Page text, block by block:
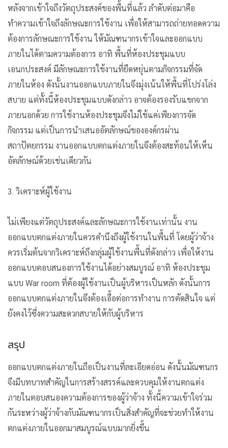
หลังจากเข้าใจถึงวัตถุประสงค์ของพื้นที่แล้ว ลำดับต่อมาคือ
ทำความเข้าใจถึงลักษณะการใช้งาน เพื่อให้สามารถถ่ายทอดความ
ต้องการลักษณะการใช้งาน ให้มัณฑนากรเข้าใจและออกแบบ
ภายในได้ตามความต้องการ อาทิ พื้นที่ห้องประชุมแบบ
เอนกประสงค์ มีลักษณะการใช้งานที่ยืดหยุ่นตามกิจกรรมที่จัด
ภายในห้อง ดังนั้นงานออกแบบภายในจึงมุ่งเน้นให้พื้นที่โปร่งโล่ง
สบาย แต่ทั้งนี้ห้องประชุมแบบดังกล่าว อาจต้องรองรับแขกจาก
ภายนอกด้วย การใช้งานห้องประชุมจึงไม่ใช้แค่เพียงการจัด
กิจกรรม แต่เป็นการนำเสนออัตลักษณ์ขององค์กรผ่าน
สถาปัตยกรรม งานออกแบบตกแต่งภายในจึงต้องสะท้อนให้เห็น
อัตลักษณ์ด้วยเช่นเดียวกัน
3. วิเคราะห์ผู้ใช้งาน
ไม่เพียงแต่วัตถุประสงค์และลักษณะการใช้งานเท่านั้น งาน
ออกแบบตกแต่งภายในควรคำนึงถึงผู้ใช้งานในพื้นที่ โดยผู้ว่าจ้าง
ควรเริ่มต้นจากวิเคราะห์ถึงกลุ่มผู้ใช้งานพื้นที่ดังกล่าว เพื่อให้งาน
ออกแบบตอบสนองการใช้งานได้อย่างสมบูรณ์ อาทิ ห้องประชุม
แบบ War room ที่ต้องผู้ใช้งานเป็นผู้บริหารเป็นหลัก ดังนั้นการ
ออกแบบตกแต่งภายในจึงต้องเอื้อต่อการทำงาน การตัดสินใจ แต่
ยังคงไว้ซึ่งความสะดวกสบายให้กับผู้บริหาร
สรุป
ออกแบบตกแต่งภายในถือเป็นงานที่ละเอียดอ่อน ดังนั้นมัณฑนกร
จึงมีบทบาทสำคัญในการสร้างสรรค์และควบคุมให้งานตกแต่ง
ภายในตอบสนองความต้องการของผู้ว่าจ้าง ทั้งนี้ความเข้าใจร่วม
กันระหว่างผู้ว่าจ้างกับมัณฑนากรเป็นสิ่งสำคัญที่จะช่วยทำให้งาน
ตกแต่งภายในออกมาสมบูรณ์แบบมากยิ่งขึ้น